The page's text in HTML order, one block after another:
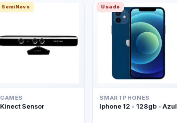
SemiNovo
GAMES
Kinect Sensor
Usado
SMARTPHONES
Iphone 12 - 128gb - Azul